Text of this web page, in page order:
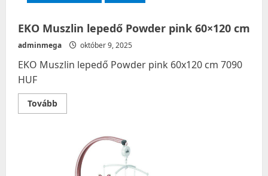
EKO Muszlin lepedő Powder pink 60×120 cm
adminmega október 9, 2025
EKO Muszlin lepedő Powder pink 60x120 cm 7090
HUF
TovábbRead
more
lepedő
Powder
60×120